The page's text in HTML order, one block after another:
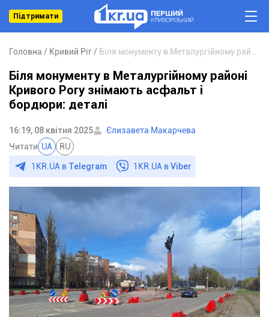
Підтримати
Головна Кривий Ріг
Біля монументу в Металургійному районі
Кривого Рогу знімають асфальт і
бордюри: деталі
16:19, 08 квітня 2025
Єлизавета Макарчева
Читати UA RU
1KR.UA в Telegram 1KR.UA вViber